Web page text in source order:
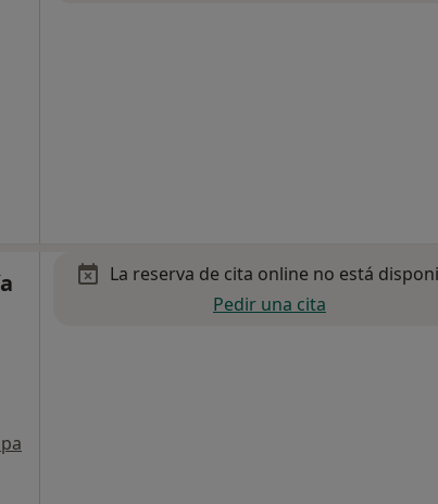
La reserva de cita online no está
Pedir una cita